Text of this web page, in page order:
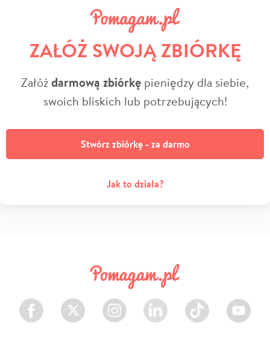
ZAŁÓŻ SWOJĄ ZBIÓRKĘ
Załóżdarmową zbiórkę pieniędzy dla siebie,
swoich bliskich lub potrzebujących!
Stwórz zbiórkę - za darmo
Jak to działa?
Facebook Twitter Instagram LinkedIn TikTok Youtube